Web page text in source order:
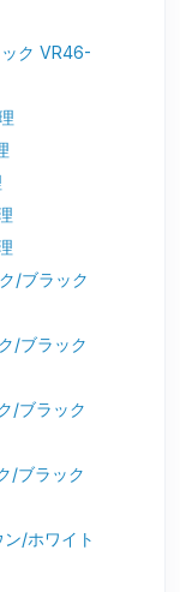
ク VR46-
/ブラック
/ブラック
/ブラック
/ブラック
/ホワイト